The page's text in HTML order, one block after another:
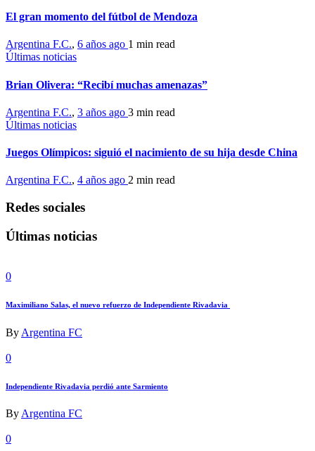
El gran momento del fútbol de Mendoza
Argentina F.C., 6 años ago 1 min read
Últimas noticias
Brian Olivera: “Recibí muchas amenazas”
Argentina F.C., 3 años ago 3 min read
Últimas noticias
Juegos Olímpicos: siguió el nacimiento de su hija desde China
Argentina F.C., 4 años ago 2 min read
Redes sociales
Últimas noticias
0
Maximiliano Salas, el nuevo refuerzo de Independiente Rivadavia
By Argentina FC
0
Independiente Rivadavia perdió ante Sarmiento
ByArgentina FC
0